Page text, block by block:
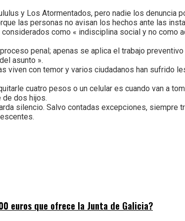
y Los Atormentados, pero nadie los
las personas no avisan los hechos ante las
como « indisciplina social y no
penal; apenas se aplica el trabajo
asunto ».
viven con temor y varios ciudadanos han sufrido
cuatro pesos o un celular es cuando van a
de dos hijos.
silencio. Salvo contadas excepciones, siempre
euros que ofrece la Junta de Galicia?